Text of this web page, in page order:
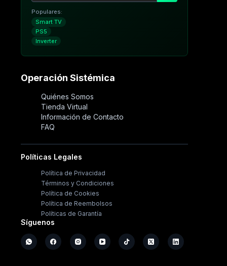
Populares:
Smart TV
PS5
Inverter
Operación Sistémica
Quiénes Somos
Tienda Virtual
Información de Contacto
FAQ
Políticas Legales
Política de Privacidad
Términos y Condiciones
Política de Cookies
Política de Reembolsos
Políticas de Garantía
Síguenos